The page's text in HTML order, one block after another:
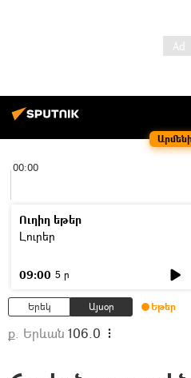
00:00
Ուղիղ եթեր
Լուրեր
09:00 5 ր
Երեկ Այսօր Եթեր
ք. Երևան 106.0